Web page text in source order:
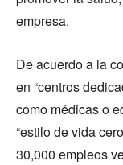
empresa.
De acuerdo a la
en “centros
como médicas o
“estilo de vida
30,000 empleos